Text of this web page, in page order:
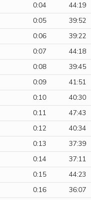
0:04 44:19
0:05 39:52
0:06 39:22
0:07 44:18
0:08 39:45
0:09 41:51
0:10 40:30
0:11 47:43
0:12 40:34
0:13 37:39
0:14 37:11
0:15 44:23
0:16 36:07